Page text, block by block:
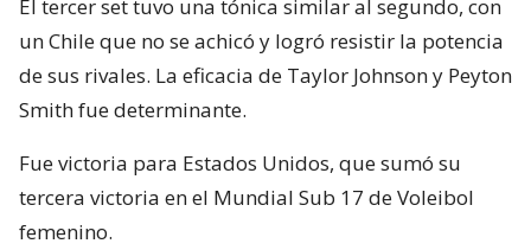
El tercer set tuvo una tónica similar al segundo, con
un Chile que no se achicó y logró resistir la potencia
de sus rivales. La eficacia de Taylor Johnson y Peyton
Smith fue determinante.
Fue victoria para Estados Unidos, que sumó su
tercera victoria en el Mundial Sub 17 de Voleibol
femenino.